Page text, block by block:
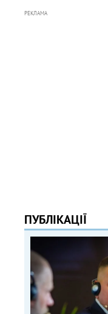
РЕКЛАМА
ПУБЛІКАЦІЇ